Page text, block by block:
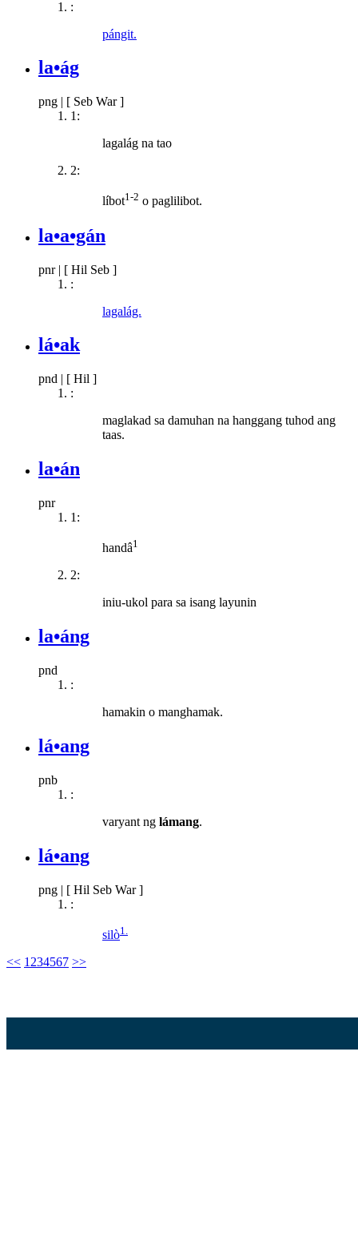
:
pángit.
la•ág
png | [ Seb War ]
1:
lagalág na tao
2:
líbot1-2 o paglilibot.
la•a•gán
pnr | [ Hil Seb ]
:
lagalág.
lá•ak
pnd | [ Hil ]
:
maglakad sa damuhan na hanggang tuhod ang
taas.
la•án
pnr
1:
handâ1
2:
iniu-ukol para sa isang layunin
la•áng
pnd
:
hamakin o manghamak.
lá•ang
pnb
:
varyant ng lámang.
lá•ang
png | [ Hil Seb War ]
:
silò1.
<< 1 234567 >>